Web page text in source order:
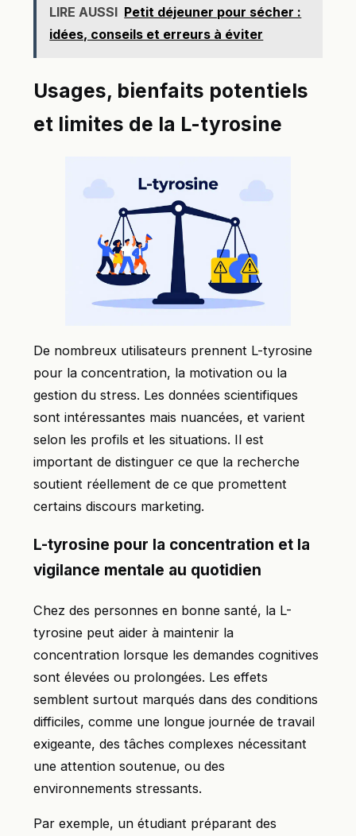
LIRE AUSSI Petit déjeuner pour sécher :
idées, conseils et erreurs à éviter
Usages, bienfaits potentiels
et limites de la L-tyrosine
De nombreux utilisateurs prennent L-tyrosine
pour la concentration, la motivation ou la
gestion du stress. Les données scientifiques
sont intéressantes mais nuancées, et varient
selon les profils et les situations. Il est
important de distinguer ce que la recherche
soutient réellement de ce que promettent
certains discours marketing.
L-tyrosine pour la concentration et la
vigilance mentale au quotidien
Chez des personnes en bonne santé, la L-
tyrosine peut aider à maintenir la
concentration lorsque les demandes cognitives
sont élevées ou prolongées. Les effets
semblent surtout marqués dans des conditions
difficiles, comme une longue journée de travail
exigeante, des tâches complexes nécessitant
une attention soutenue, ou des
environnements stressants.
Par exemple, un étudiant préparant des